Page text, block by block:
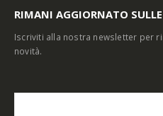
RIMANI AGGIORNATO
Iscriviti alla nostra newsletter per
novità.